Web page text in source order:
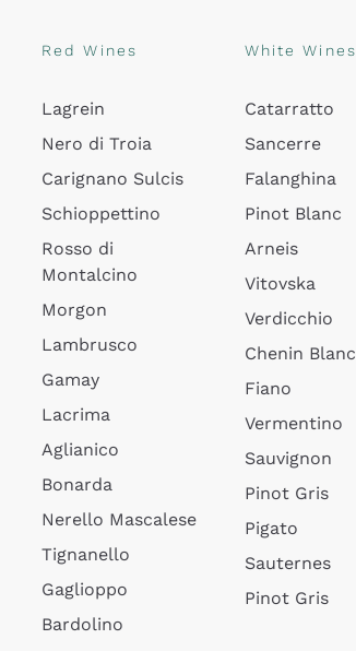
Red Wines
Lagrein
Nero di Troia
Carignano Sulcis
Schioppettino
Rosso di
Montalcino
Morgon
Lambrusco
Gamay
Lacrima
Aglianico
Bonarda
Nerello Mascalese
Tignanello
Gaglioppo
Bardolino
White Wines
Catarratto
Sancerre
Falanghina
Pinot Blanc
Arneis
Vitovska
Verdicchio
Chenin Blanc
Fiano
Vermentino
Sauvignon
Pinot Gris
Pigato
Sauternes
Pinot Gris